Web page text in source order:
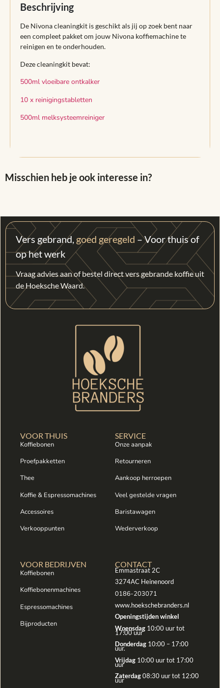
Beschrijving
De Nivona cleaningkit is geschikt als jij op zoek bent naar
een compleet pakket om jouw Nivona koffiemachine te
reinigen en te onderhouden.
Deze cleaningkit bevat:
500ml vloeibare ontkalker
10 x reinigingstabletten
500ml melksysteemreiniger
Misschien heb je ook interesse in?
Vers gebrand, goed geregeld – Voor thuis of
op het werk
Vraag advies aan of bestel direct vers gebrande koffie uit
de Hoeksche Waard.
VOOR THUIS
Koffiebonen
Proefpakketten
Thee
Koffie & Espressomachines
Accessoires
Verkooppunten
SERVICE
Onze aanpak
Retourneren
Aankoop herroepen
Veel gestelde vragen
Baristawagen
Wederverkoop
VOOR BEDRIJVEN
Koffiebonen
Koffiebonenmachines
Espressomachines
Bijproducten
CONTACT
Emmastraat 2C
3274AC Heinenoord
0186-203071
www.hoekschebranders.nl
Openingstijden winkel
Woensdag 10:00 uur tot
17:00 uur
Donderdag 10:00 – 17:00
uur.
Vrijdag 10:00 uur tot 17:00
uur
Zaterdag08:30 uur tot 12:00
uur